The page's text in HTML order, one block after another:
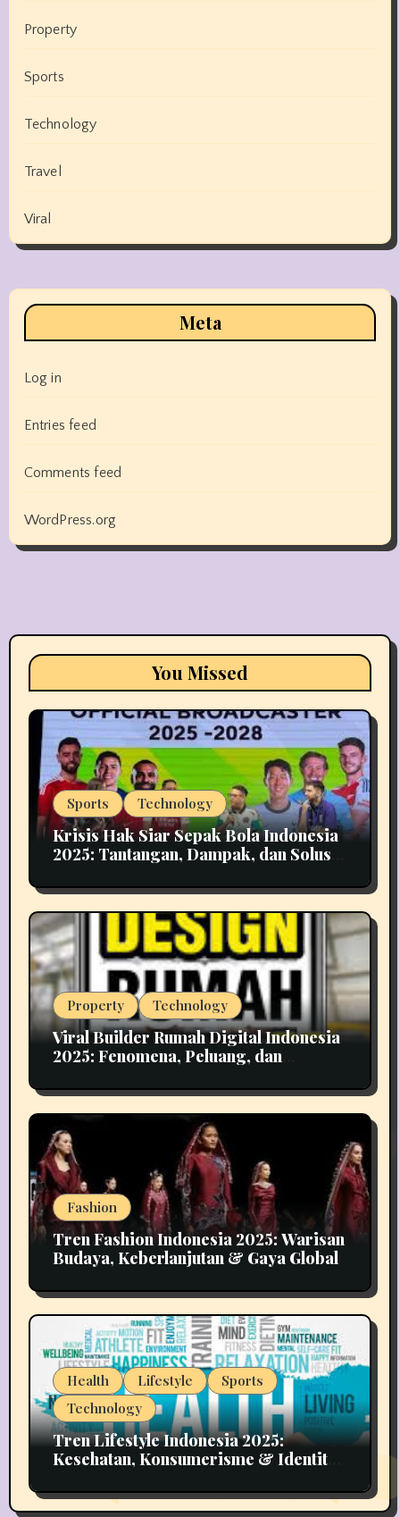
Property
Sports
Technology
Travel
Viral
Meta
Log in
Entries feed
Comments feed
WordPress.org
You Missed
Sports Technology
Krisis Hak Siar Sepak Bola Indonesia
2025: Tantangan, Dampak, dan Solusi
Property Technology
Viral Builder Rumah Digital Indonesia
2025: Fenomena, Peluang, dan
Fashion
Tren Fashion Indonesia 2025: Warisan
Budaya, Keberlanjutan & Gaya Global
Health Lifestyle
Sports
Technology
Tren Lifestyle Indonesia 2025:
Kesehatan, Konsumerisme & Identitas